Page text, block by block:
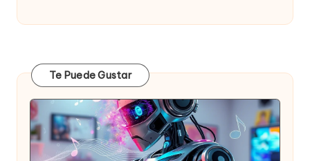
Te Puede Gustar